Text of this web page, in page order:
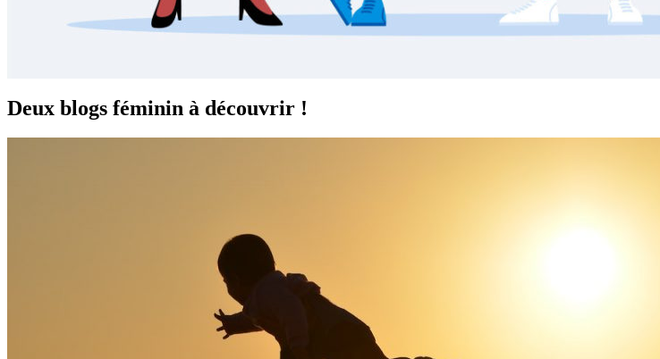
Deux blogs féminin à découvrir !